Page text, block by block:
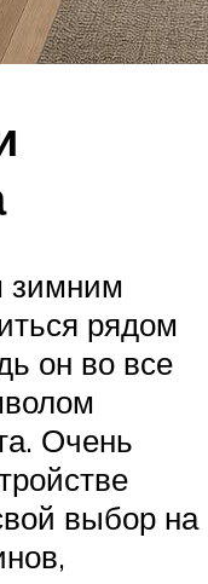
зимним
рядом
он во все
Очень
выбор на